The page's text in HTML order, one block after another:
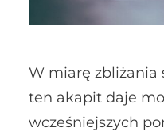
W miarę zbliżania
ten akapit daje
wcześniejszych